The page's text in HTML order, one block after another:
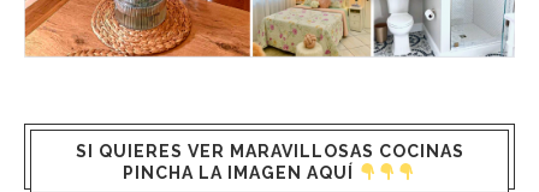
SI QUIERES VER MARAVILLOSAS COCINAS
PINCHA LA IMAGEN AQUÍ